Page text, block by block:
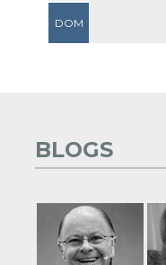
DOM
BLOGS